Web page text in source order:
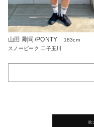
山田 剛司/PONTY
183cm
スノーピーク 二子玉川